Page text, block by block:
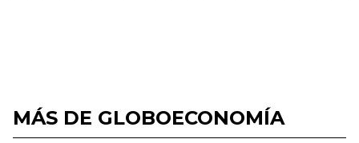
MÁS DE GLOBOECONOMÍA